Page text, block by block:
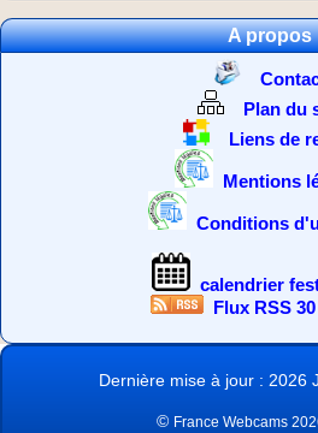
A propos
Plan du
Liens de
Mentions
Conditions
calendrier
Flux RSS
Dernière mise à jour : 2026
© France Webcams